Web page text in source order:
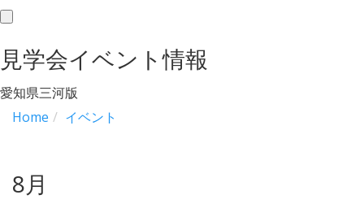
toggle
見学会イベント情報
愛知県三河版
Home
イベント
8月